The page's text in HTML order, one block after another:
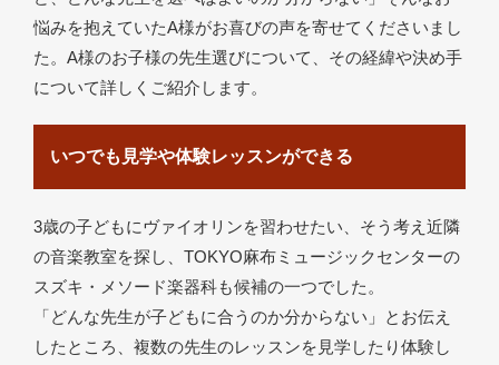
悩みを抱えていたA様がお喜びの声を寄せてくださいまし
た。A様のお子様の先生選びについて、その経緯や決め手
について詳しくご紹介します。
いつでも見学や体験レッスンができる
3歳の子どもにヴァイオリンを習わせたい、そう考え近隣
の音楽教室を探し、TOKYO麻布ミュージックセンターの
スズキ・メソード楽器科も候補の一つでした。
「どんな先生が子どもに合うのか分からない」とお伝え
したところ、複数の先生のレッスンを見学したり体験し